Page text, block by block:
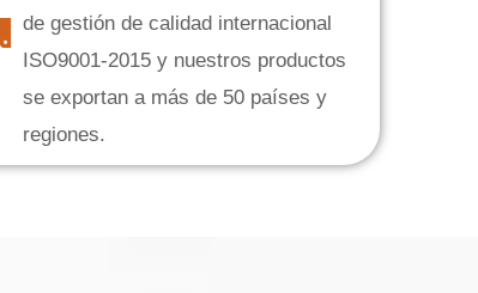
de gestión de calidad internacional
ISO9001-2015 y nuestros productos
se exportan a más de 50 países y
regiones.